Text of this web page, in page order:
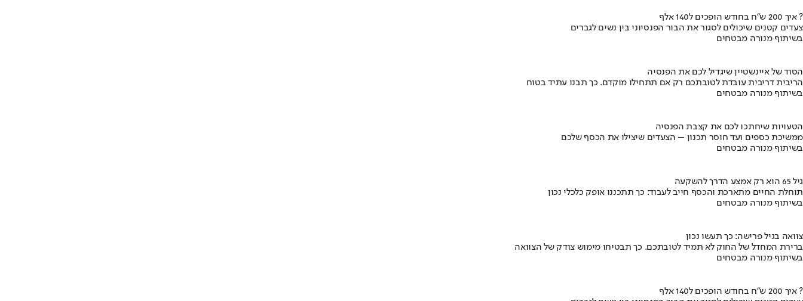
איך 200 ש"ח בחודש הופכים ל140 אלף ?
צעדים קטנים שיכולים לסגור את הבור הפנסיוני בין נשים לגברים
בשיתוף מנורה מבטחים
הסוד של איינשטיין שיגדיל לכם את הפנסיה
הריבית דריבית עובדת לטובתכם רק אם תתחילו מוקדם. כך תבנו עתיד בטוח
בשיתוף מנורה מבטחים
הטעויות שיחתכו לכם את קצבת הפנסיה
ממשיכת כספים ועד חוסר תכנון – הצעדים שיצילו את הכסף שלכם
בשיתוף מנורה מבטחים
גיל 65 הוא רק אמצע הדרך להשקעה
תוחלת החיים מתארכת והכסף חייב לעבוד: כך תתכננו אופק כלכלי נכון
בשיתוף מנורה מבטחים
צוואה בגיל פרישה: כך תעשו נכון
ברירת המחדל של החוק לא תמיד לטובתכם. כך תבטיחו מימוש צודק של הצוואה
בשיתוף מנורה מבטחים
איך 200 ש"ח בחודש הופכים ל140 אלף ?